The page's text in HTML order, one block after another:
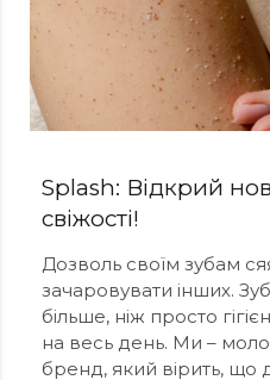
Splash: Відкрий
свіжості!
Дозволь своїм зубам
зачаровувати інших.
більше, ніж просто
на весь день. Ми –
бренд, який вірить, що